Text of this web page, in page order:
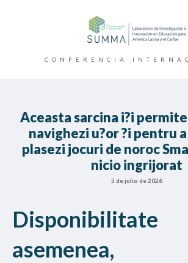
CONFERENCIA
Aceasta sarcina i?i
navighezi u?or ?i pentru
plasezi jocuri de noroc
nicio ingrijorat
5 de julio de 2026